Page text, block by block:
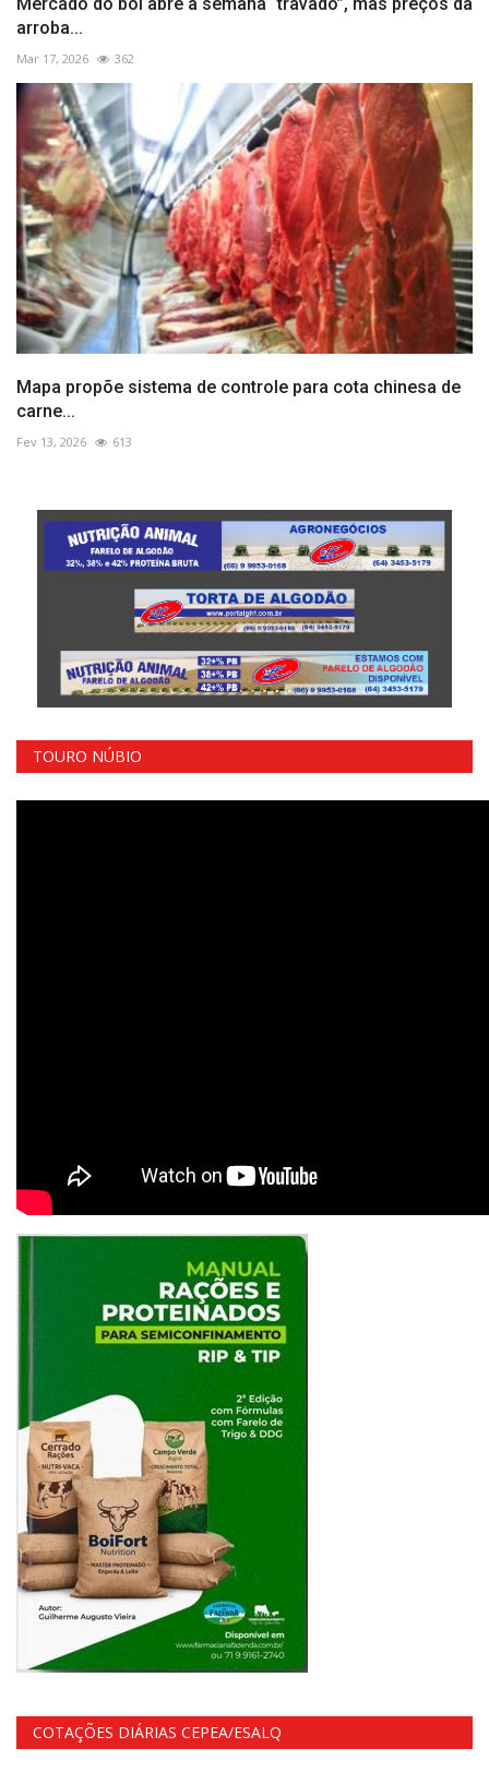
arroba...
Mar 17, 2026 362
Mapa propõe sistema de controle para cota chinesa de
carne...
Fev 13, 2026 613
TOURO NÚBIO
COTAÇÕES DIÁRIAS CEPEA/ESALQ